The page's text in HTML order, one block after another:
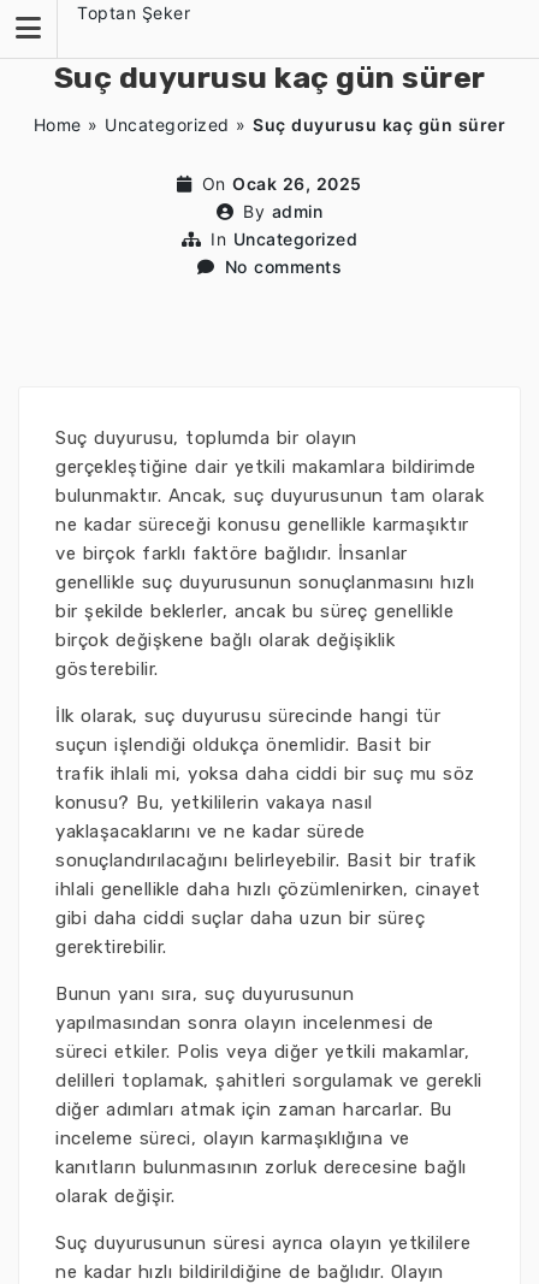
content
Toptan Şeker
Suç duyurusu kaç gün sürer
Home » Uncategorized »Suç duyurusu kaç gün sürer
On Ocak 26, 2025
By admin
In Uncategorized
No comments
Suç duyurusu, toplumda bir olayın
gerçekleştiğine dair yetkili makamlara bildirimde
bulunmaktır. Ancak, suç duyurusunun tam olarak
ne kadar süreceği konusu genellikle karmaşıktır
ve birçok farklı faktöre bağlıdır. İnsanlar
genellikle suç duyurusunun sonuçlanmasını hızlı
bir şekilde beklerler, ancak bu süreç genellikle
birçok değişkene bağlı olarak değişiklik
gösterebilir.
İlk olarak, suç duyurusu sürecinde hangi tür
suçun işlendiği oldukça önemlidir. Basit bir
trafik ihlali mi, yoksa daha ciddi bir suç mu söz
konusu? Bu, yetkililerin vakaya nasıl
yaklaşacaklarını ve ne kadar sürede
sonuçlandırılacağını belirleyebilir. Basit bir trafik
ihlali genellikle daha hızlı çözümlenirken, cinayet
gibi daha ciddi suçlar daha uzun bir süreç
gerektirebilir.
Bunun yanı sıra, suç duyurusunun
yapılmasından sonra olayın incelenmesi de
süreci etkiler. Polis veya diğer yetkili makamlar,
delilleri toplamak, şahitleri sorgulamak ve gerekli
diğer adımları atmak için zaman harcarlar. Bu
inceleme süreci, olayın karmaşıklığına ve
kanıtların bulunmasının zorluk derecesine bağlı
olarak değişir.
Suç duyurusunun süresi ayrıca olayın yetkililere
ne kadar hızlı bildirildiğine de bağlıdır. Olayın